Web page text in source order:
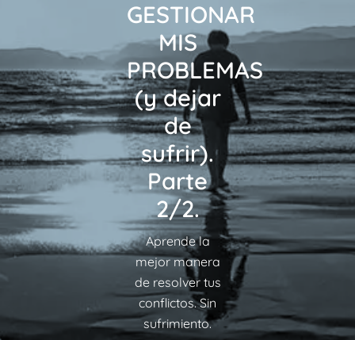
GESTIONAR
MIS
PROBLEMAS
(y dejar
de
sufrir).
Parte
2/2.
Aprende la
mejor manera
de resolver tus
conflictos. Sin
sufrimiento.